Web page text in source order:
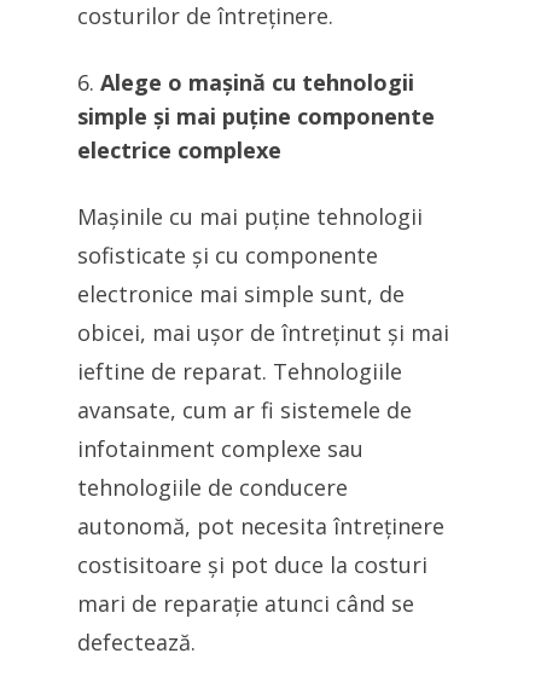
costurilor de întreținere.
Alege o mașină cu tehnologii
simple și mai puține componente
electrice complexe
Mașinile cu mai puține tehnologii
sofisticate și cu componente
electronice mai simple sunt, de
obicei, mai ușor de întreținut și mai
ieftine de reparat. Tehnologiile
avansate, cum ar fi sistemele de
infotainment complexe sau
tehnologiile de conducere
autonomă, pot necesita întreținere
costisitoare și pot duce la costuri
mari de reparație atunci când se
defectează.